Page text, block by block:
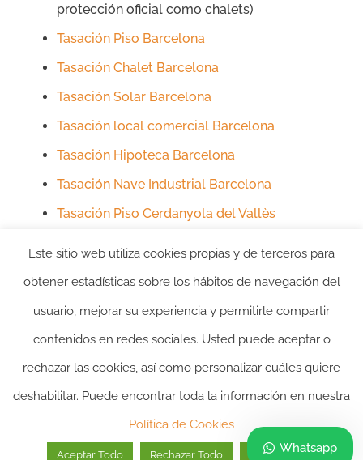
protección oficial como chalets)
Tasación Piso Barcelona
Tasación Chalet Barcelona
Tasación Solar Barcelona
Tasación local comercial Barcelona
Tasación Hipoteca Barcelona
Tasación Nave Industrial Barcelona
Tasación Piso Cerdanyola del Vallès
|
COOKIES|AVISO LEGAL
Este sitio web utiliza cookies propias y de terceros para
obtener estadísticas sobre los hábitos de navegación del
usuario, mejorar su experiencia y permitirle compartir
contenidos en redes sociales. Usted puede aceptar o
rechazar las cookies, así como personalizar cuáles quiere
deshabilitar. Puede encontrar toda la información en nuestra
Política de Cookies
Aceptar Todo Rechazar Todo Personalizar
Whatsapp